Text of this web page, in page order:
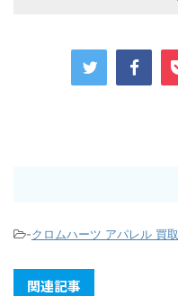
-クロムハーツ アパレル 買取
関連記事